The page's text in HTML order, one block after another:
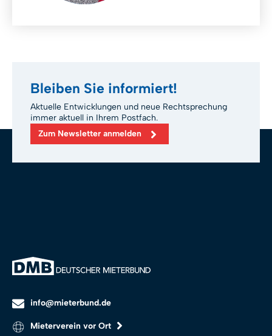
Bleiben Sie informiert!
Aktuelle Entwicklungen und neue Rechtsprechung
immer aktuell in Ihrem Postfach.
Zum Newsletter anmelden
info@mieterbund.de
Mieterverein vor Ort